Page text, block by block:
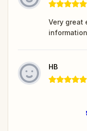
Very great
HB